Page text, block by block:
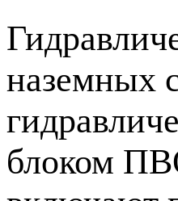
наземных
блоком